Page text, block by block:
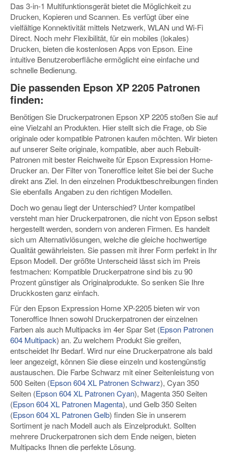
Das 3-in-1 Multifunktionsgerät bietet die Möglichkeit zu
Drucken, Kopieren und Scannen. Es verfügt über eine
vielfältige Konnektivität mittels Netzwerk, WLAN und Wi-Fi
Direct. Noch mehr Flexibilität, für ein mobiles (lokales)
Drucken, bieten die kostenlosen Apps von Epson. Eine
intuitive Benutzeroberfläche ermöglicht eine einfache und
schnelle Bedienung.
Die passenden Epson XP 2205 Patronen
finden:
Benötigen Sie Druckerpatronen Epson XP 2205 stoßen Sie auf
eine Vielzahl an Produkten. Hier stellt sich die Frage, ob Sie
originale oder kompatible Patronen kaufen möchten. Wir bieten
auf unserer Seite originale, kompatible, aber auch Rebuilt-
Patronen mit bester Reichweite für Epson Expression Home-
Drucker an. Der Filter von Toneroffice leitet Sie bei der Suche
direkt ans Ziel. In den einzelnen Produktbeschreibungen finden
Sie ebenfalls Angaben zu den richtigen Modellen.
Doch wo genau liegt der Unterschied? Unter kompatibel
versteht man hier Druckerpatronen, die nicht von Epson selbst
hergestellt werden, sondern von anderen Firmen. Es handelt
sich um Alternativlösungen, welche die gleiche hochwertige
Qualität gewährleisten. Sie passen mit ihrer Form perfekt in Ihr
Epson Modell. Der größte Unterscheid lässt sich im Preis
festmachen: Kompatible Druckerpatrone sind bis zu 90
Prozent günstiger als Originalprodukte. So senken Sie Ihre
Druckkosten ganz einfach.
Für den Epson Expression Home XP-2205 bieten wir von
Toneroffice Ihnen sowohl Druckerpatronen der einzelnen
Farben als auch Multipacks im 4er Spar Set (Epson Patronen
604 Multipack) an. Zu welchem Produkt Sie greifen,
entscheidet Ihr Bedarf. Wird nur eine Druckerpatrone als bald
leer angezeigt, können Sie diese einzeln und kostengünstig
austauschen. Die Farbe Schwarz mit einer Seitenleistung von
500 Seiten (Epson 604 XL Patronen Schwarz), Cyan 350
Seiten (Epson 604 XL Patronen Cyan), Magenta 350 Seiten
(Epson 604 XL Patronen Magenta), und Gelb 350 Seiten
(Epson 604 XL Patronen Gelb) finden Sie in unserem
Sortiment je nach Modell auch als Einzelprodukt. Sollten
mehrere Druckerpatronen sich dem Ende neigen, bieten
Multipacks Ihnen die perfekte Lösung.